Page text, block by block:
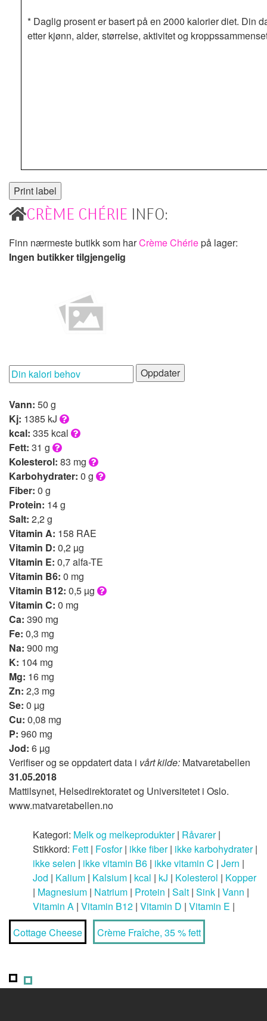
* Daglig prosent er basert på en 2000 kalorier diet. Din
etter kjønn, alder, størrelse, aktivitet og
CRÈME CHÉRIE INFO:
Finn nærmeste butikk som harCrème Chériepå lager:
Ingen butikker tilgjengelig
Oppdater
Vann: 50 g
Kj: 1385 kJ
kcal: 335 kcal
Fett: 31 g
Kolesterol: 83 mg
Karbohydrater: 0 g
Fiber: 0 g
Protein: 14 g
Salt: 2,2 g
Vitamin A: 158 RAE
Vitamin D: 0,2 µg
Vitamin E: 0,7 alfa-TE
Vitamin B6: 0 mg
Vitamin B12: 0,5 µg
Vitamin C: 0 mg
Ca: 390 mg
Fe: 0,3 mg
Na: 900 mg
K: 104 mg
Mg: 16 mg
Zn: 2,3 mg
Se: 0 µg
Cu: 0,08 mg
P: 960 mg
Jod: 6 µg
Verifiser og se oppdatert data i vårt kilde: Matvaretabellen
31.05.2018
Mattilsynet, Helsedirektoratet og Universitetet i Oslo.
www.matvaretabellen.no
Kategori: Melk og melkeprodukter| Råvarer|
Stikkord: Fett | Fosfor| ikke fiber| ikke karbohydrater|
ikke selen | ikke vitamin B6 | ikke vitamin C | Jern |
Jod | Kalium | Kalsium | kcal | kJ | Kolesterol | Kopper
| Magnesium | Natrium | Protein | Salt | Sink | Vann |
Vitamin A | Vitamin B12 | Vitamin D | Vitamin E |
Cottage Cheese
Crème Fraîche, 35 % fett